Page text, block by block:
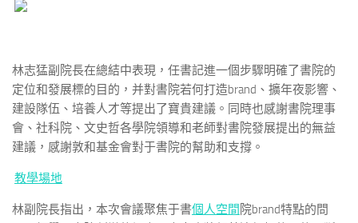
林志猛副院長在總結中表現，任書記進一個步驟明確了書院的
定位和發展標的目的，并對書院若何打造brand、擴年夜影響、
建設隊伍、培養人才等提出了寶貴建議。同時也感謝書院理事
會、社科院、文史哲各學院領導和老師對書院發展提出的無益
建議，感謝敦和基金會對于書院的幫助和支撐。
教學場地
林副院長指出，本次會議聚焦于書個人空間 院brand特點的問